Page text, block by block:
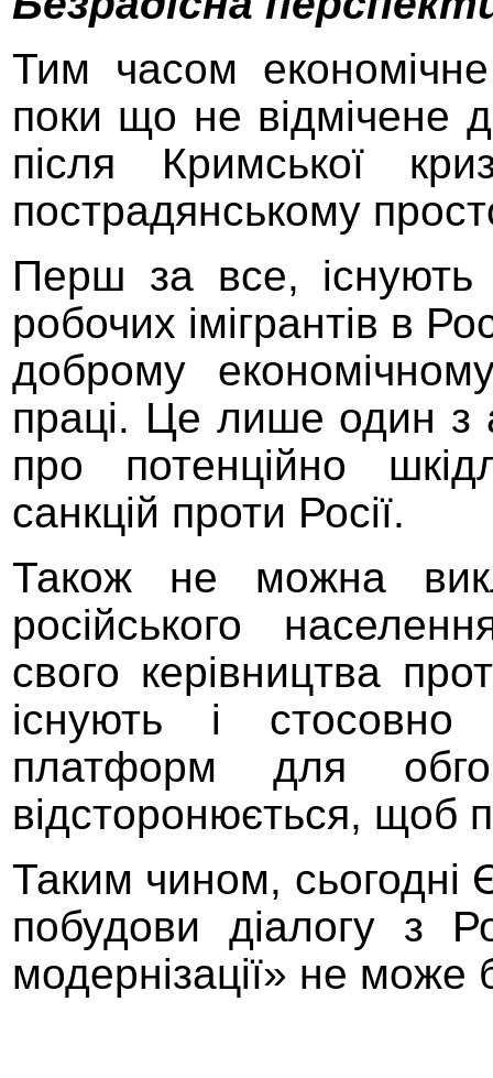
Тим часом
поки що не відмічене
після Кримської
пострадянському
Перш за все, існують
робочих імігрантів в
доброму
праці. Це лише один з
про потенційно
санкцій проти Росії.
Також не можна
російського
свого керівництва
існують і стосовно
платформ для
відсторонюється, щоб
Таким чином, сьогодні
побудови діалогу з
модернізації» не може